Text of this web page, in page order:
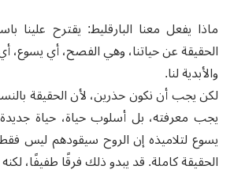
ماذا يفعل معنا البارقليط: يقترح علينا
الحقيقة عن حياتنا، وهي الفصح، أي يسوع، أي
والأبدية لنا.
لكن يجب أن نكون حذرين، لأن الحقيقة
يسوع لتلاميذه إن الروح سيقودهم ليس
الحقيقة كاملة. قد يبدو ذلك فرقًا طفيفًا،